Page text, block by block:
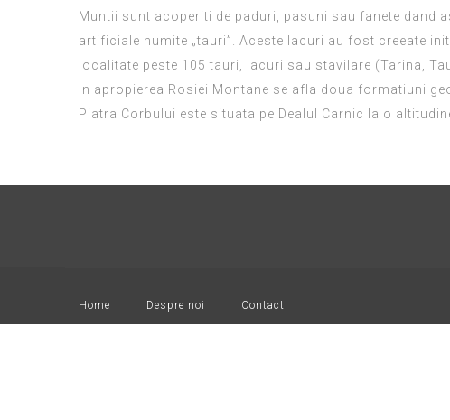
Muntii sunt acoperiti de paduri, pasuni sau fanete dand
artificiale numite „tauri”. Aceste lacuri au fost creeate
localitate peste 105 tauri, lacuri sau stavilare (Tarina,
In apropierea Rosiei Montane se afla doua formatiuni
Piatra Corbului este situata pe Dealul Carnic la o
Home Despre noi Contact